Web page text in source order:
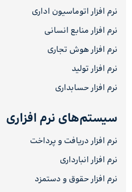
نرم افزار اتوماسیون اداری
نرم افزار منابع انسانی
نرم افزار هوش تجاری
نرم افزار تولید
نرم افزار حسابداری
سیستم‌های نرم افزاری
نرم افزار دریافت و پرداخت
نرم افزار انبارداری
نرم افزار حقوق و دستمزد